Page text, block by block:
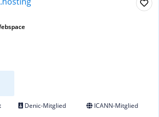
Denic-Mitglied
ICANN-Mitglied